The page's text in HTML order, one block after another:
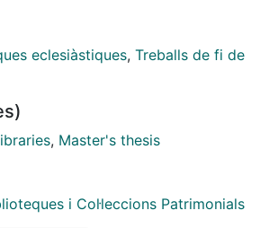
que estan fent recerca en aquest
més per utilitzar en les seves
data1949
eclesiàstiques, Treballs de fi de
, Master's thesis
i Col·leccions Patrimonials